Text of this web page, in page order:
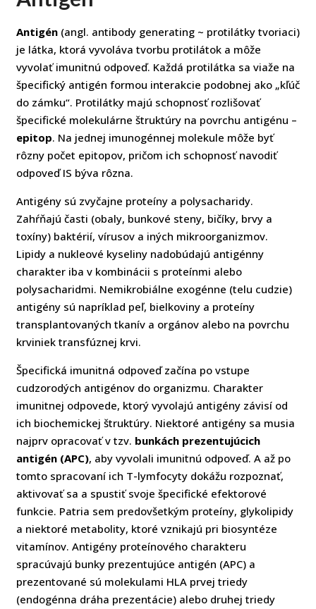
Antigén (angl. antibody generating ~ protilátky tvoriaci)
je látka, ktorá vyvoláva tvorbu protilátok a môže
vyvolať imunitnú odpoveď. Každá protilátka sa viaže na
špecifický antigén formou interakcie podobnej ako „kľúč
do zámku“. Protilátky majú schopnosť rozlišovať
špecifické molekulárne štruktúry na povrchu antigénu –
epitop. Na jednej imunogénnej molekule môže byť
rôzny počet epitopov, pričom ich schopnosť navodiť
odpoveď IS býva rôzna.
Antigény sú zvyčajne proteíny a polysacharidy.
Zahŕňajú časti (obaly, bunkové steny, bičíky, brvy a
toxíny) baktérií, vírusov a iných mikroorganizmov.
Lipidy a nukleové kyseliny nadobúdajú antigénny
charakter iba v kombinácii s proteínmi alebo
polysacharidmi. Nemikrobiálne exogénne (telu cudzie)
antigény sú napríklad peľ, bielkoviny a proteíny
transplantovaných tkanív a orgánov alebo na povrchu
krviniek transfúznej krvi.
Špecifická imunitná odpoveď začína po vstupe
cudzorodých antigénov do organizmu. Charakter
imunitnej odpovede, ktorý vyvolajú antigény závisí od
ich biochemickej štruktúry. Niektoré antigény sa musia
najprv opracovať v tzv. bunkách prezentujúcich
antigén (APC), aby vyvolali imunitnú odpoveď. A až po
tomto spracovaní ich T-lymfocyty dokážu rozpoznať,
aktivovať sa a spustiť svoje špecifické efektorové
funkcie. Patria sem predovšetkým proteíny, glykolipidy
a niektoré metabolity, ktoré vznikajú pri biosyntéze
vitamínov. Antigény proteínového charakteru
spracúvajú bunky prezentujúce antigén (APC) a
prezentované sú molekulami HLA prvej triedy
(endogénna dráha prezentácie) alebo druhej triedy